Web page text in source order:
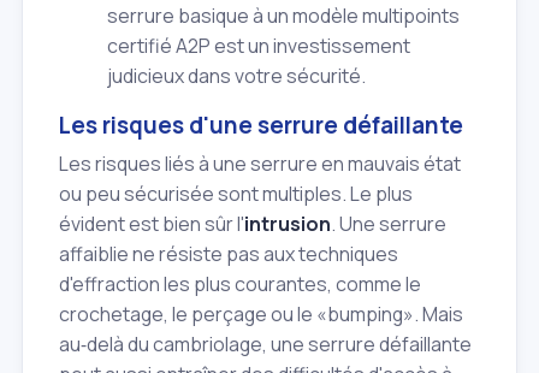
serrure basique à un modèle multipoints
certifié A2P est un investissement
judicieux dans votre sécurité.
Les risques d'une serrure défaillante
Les risques liés à une serrure en mauvais état
ou peu sécurisée sont multiples. Le plus
évident est bien sûr l'intrusion. Une serrure
affaiblie ne résiste pas aux techniques
d'effraction les plus courantes, comme le
crochetage, le perçage ou le «bumping». Mais
au‑delà du cambriolage, une serrure défaillante